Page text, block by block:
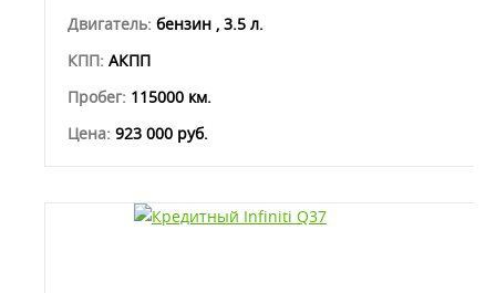
Двигатель: бензин , 3.5 л.
КПП: АКПП
Пробег: 115000 км.
Цена: 923 000 руб.